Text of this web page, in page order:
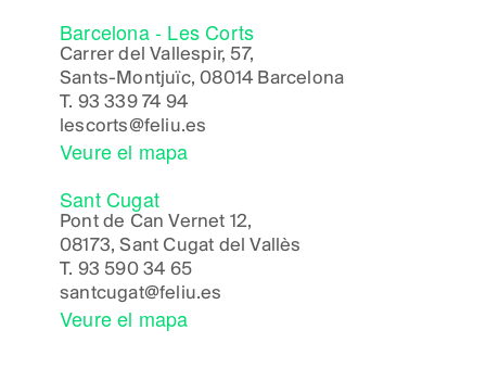
Barcelona - Les Corts
Carrer del Vallespir, 57,
Sants-Montjuïc, 08014 Barcelona
T. 93 339 74 94
lescorts@feliu.es
Veure el mapa
Sant Cugat
Pont de Can Vernet 12,
08173, Sant Cugat del Vallès
T. 93 590 34 65
santcugat@feliu.es
Veure el mapa